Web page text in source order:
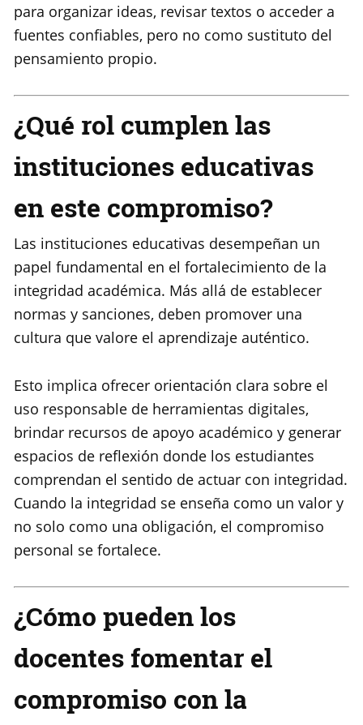
para organizar ideas, revisar textos o acceder a
fuentes confiables, pero no como sustituto del
pensamiento propio.
¿Qué rol cumplen las
instituciones educativas
en este compromiso?
Las instituciones educativas desempeñan un
papel fundamental en el fortalecimiento de la
integridad académica. Más allá de establecer
normas y sanciones, deben promover una
cultura que valore el aprendizaje auténtico.
Esto implica ofrecer orientación clara sobre el
uso responsable de herramientas digitales,
brindar recursos de apoyo académico y generar
espacios de reflexión donde los estudiantes
comprendan el sentido de actuar con integridad.
Cuando la integridad se enseña como un valor y
no solo como una obligación, el compromiso
personal se fortalece.
¿Cómo pueden los
docentes fomentar el
compromiso con la